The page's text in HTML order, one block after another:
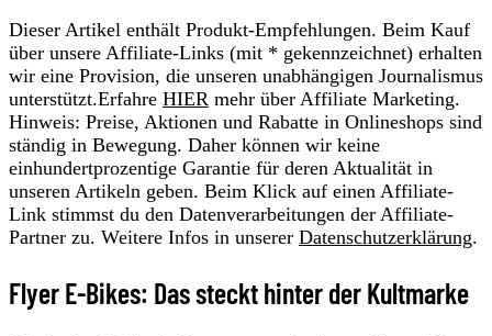
Dieser Artikel enthält Produkt-Empfehlungen. Beim Kauf
über unsere Affiliate-Links (mit * gekennzeichnet) erhalten
wir eine Provision, die unseren unabhängigen Journalismus
unterstützt.Erfahre HIER mehr über Affiliate Marketing.
Hinweis: Preise, Aktionen und Rabatte in Onlineshops sind
ständig in Bewegung. Daher können wir keine
einhundertprozentige Garantie für deren Aktualität in
unseren Artikeln geben. Beim Klick auf einen Affiliate-
Link stimmst du den Datenverarbeitungen der Affiliate-
Partner zu. Weitere Infos in unserer Datenschutzerklärung.
Flyer E-Bikes: Das steckt hinter der Kultmarke